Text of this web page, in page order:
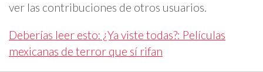
ver las contribuciones de otros usuarios.
Deberías leer esto: ¿Ya viste todas?: Películas
mexicanas de terror que sí rifan